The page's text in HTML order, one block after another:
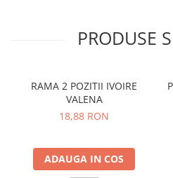
Surse de iluminat
Becuri led decorative
Becuri Led inteligente
PRODUSE
RAMA 2 POZITII IVOIRE
VALENA
18,88 RON
ADAUGA IN COS